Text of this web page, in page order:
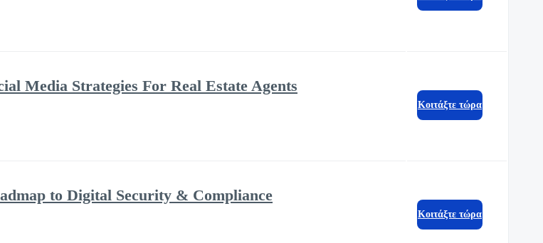
Media Strategies For Real Estate Agents
Κοιτάξτε τώρα
to Digital Security & Compliance
Κοιτάξτε τώρα